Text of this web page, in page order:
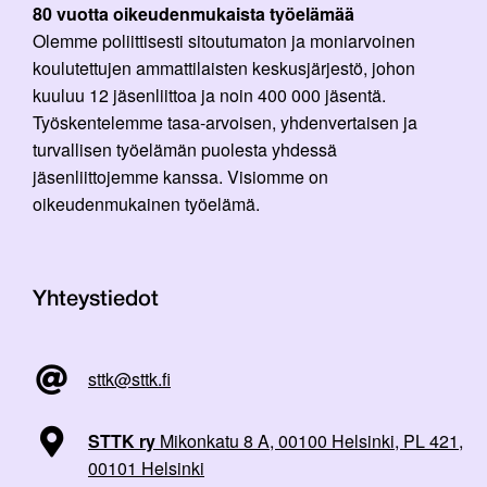
80 vuotta oikeudenmukaista työelämää
Olemme poliittisesti sitoutumaton ja moniarvoinen
koulutettujen ammattilaisten keskusjärjestö, johon
kuuluu 12 jäsenliittoa ja noin 400 000 jäsentä.
Työskentelemme tasa-arvoisen, yhdenvertaisen ja
turvallisen työelämän puolesta yhdessä
jäsenliittojemme kanssa. Visiomme on
oikeudenmukainen työelämä.
Yhteystiedot
sttk@sttk.fi
STTK ry Mikonkatu 8 A, 00100 Helsinki, PL 421,
00101 Helsinki